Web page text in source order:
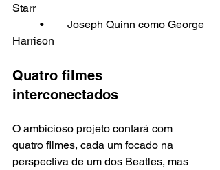
Starr
Harrison
Quatro filmes
interconectados
O ambicioso projeto contará com
quatro filmes, cada um focado na
perspectiva de um dos Beatles, mas